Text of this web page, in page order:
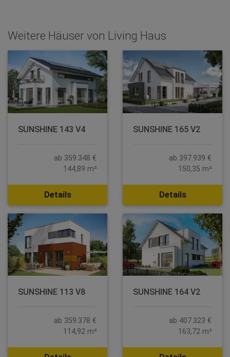
Weitere Häuser von Living Haus
SUNSHINE 143 V4
ab 359.348 €
144,89 m²
Details
SUNSHINE 165 V2
ab 397.939 €
150,35 m²
Details
SUNSHINE 113 V8
ab 359.378 €
114,92 m²
SUNSHINE 164 V2
ab 407.323 €
163,72 m²